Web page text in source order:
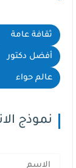
ثقافة عامة
أفضل دكتور
عالم حواء
نموذج